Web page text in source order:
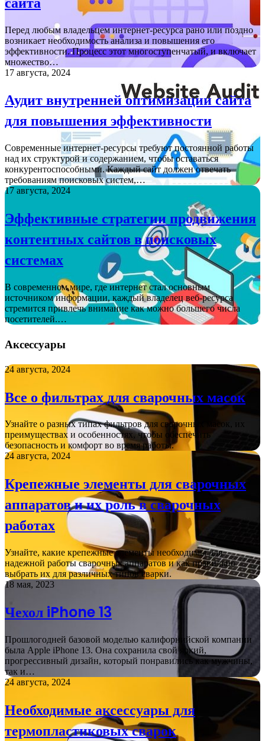
Перед любым владельцем интернет-ресурса рано или поздно
возникает необходимость анализа и повышения его
эффективности. Процесс этот многоступенчатый, и включает
множество…
17 августа, 2024
Аудит внутренней оптимизации сайта
для повышения эффективности
Современные интернет-ресурсы требуют постоянной работы
над их структурой и содержанием, чтобы оставаться
конкурентоспособными. Каждый сайт должен отвечать
требованиям поисковых систем,…
17 августа, 2024
Эффективные стратегии продвижения
контентных сайтов в поисковых
системах
В современном мире, где интернет стал основным
источником информации, каждый владелец веб-ресурса
стремится привлечь внимание как можно большего числа
посетителей.…
Аксессуары
24 августа, 2024
Все о фильтрах для сварочных масок
Узнайте о разных типах фильтров для сварочных масок, их
преимуществах и особенностях, чтобы обеспечить
безопасность и комфорт во время работы.
24 августа, 2024
Крепежные элементы для сварочных
аппаратов и их роль в сварочных
работах
Узнайте, какие крепежные элементы необходимы для
надежной работы сварочных аппаратов и как правильно
выбрать их для различных типов сварки.
18 мая, 2023
Чехол iPhone 13
Прошлогодней базовой моделью калифорнийской компании
была Apple iPhone 13. Она сохранила свой яркий,
прогрессивный дизайн, который понравились как мужчины,
так и…
24 августа, 2024
Необходимые аксессуары для
термопластиковых сварок